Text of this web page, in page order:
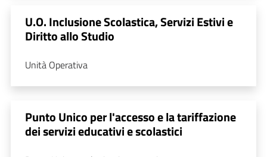
U.O. Inclusione Scolastica, Servizi Estivi e
Diritto allo Studio
Unità Operativa
Punto Unico per l'accesso e la tariffazione
dei servizi educativi e scolastici